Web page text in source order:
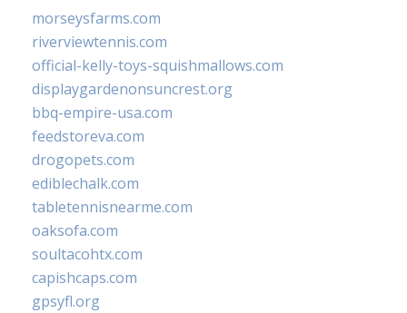
morseysfarms.com
riverviewtennis.com
official-kelly-toys-squishmallows.com
displaygardenonsuncrest.org
bbq-empire-usa.com
feedstoreva.com
drogopets.com
ediblechalk.com
tabletennisnearme.com
oaksofa.com
soultacohtx.com
capishcaps.com
gpsyfl.org